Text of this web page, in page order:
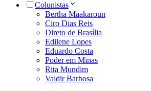
Colunistas
Bertha Maakaroun
Ciro Dias Reis
Direto de Brasília
Edilene Lopes
Eduardo Costa
Poder em Minas
Rita Mundim
Valdir Barbosa